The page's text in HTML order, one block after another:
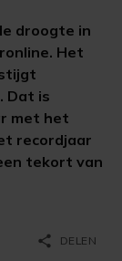
droogte in
Het
Dat is
met het
recordjaar
tekort van
share DELEN